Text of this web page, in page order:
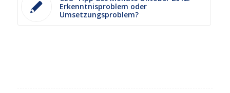
Erkenntnisproblem oder
Umsetzungsproblem?